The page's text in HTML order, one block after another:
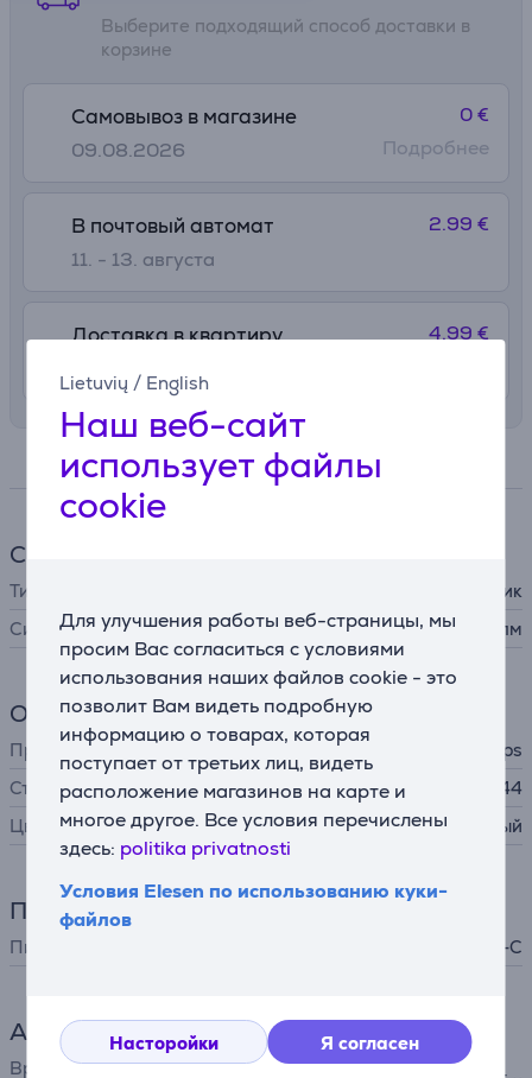
Lietuvių / English
Наш веб-сайт
использует файлы
cookie
Для улучшения работы веб-страницы, мы
просим Вас согласиться с условиями
использования наших файлов cookie - это
позволит Вам видеть подробную
информацию о товарах, которая
поступает от третьих лиц, видеть
расположение магазинов на карте и
многое другое. Все условия перечислены
здесь: politika privatnosti
Условия Elesen по использованию куки-
файлов
Насторойки Я согласен
Выберите подходящий способ доставки в
корзине
Самовывоз в магазине
09.08.2026
0 €
Подробнее
В почтовый автомат
11. - 13. августа
2.99 €
Доставка в квартиру
11. - 13. августа
4.99 €
Спецификация
Светильник
Тип лампы
карманный фонарик
Сила света
770 лм
Общий параметр
Производитель
Philips
Степень защиты
IP44
Цвет
серый
Питание
Питание от аккумулятора, USB-C
Аккумулятор
Время зарядки